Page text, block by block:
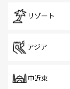
リゾート
アジア
中近東